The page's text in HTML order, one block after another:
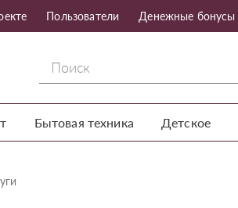
Пользователи Денежные бонусы
Бытовая техника Детское